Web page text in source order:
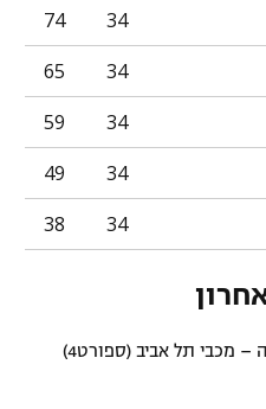
34
74
34
65
34
59
34
49
34
38